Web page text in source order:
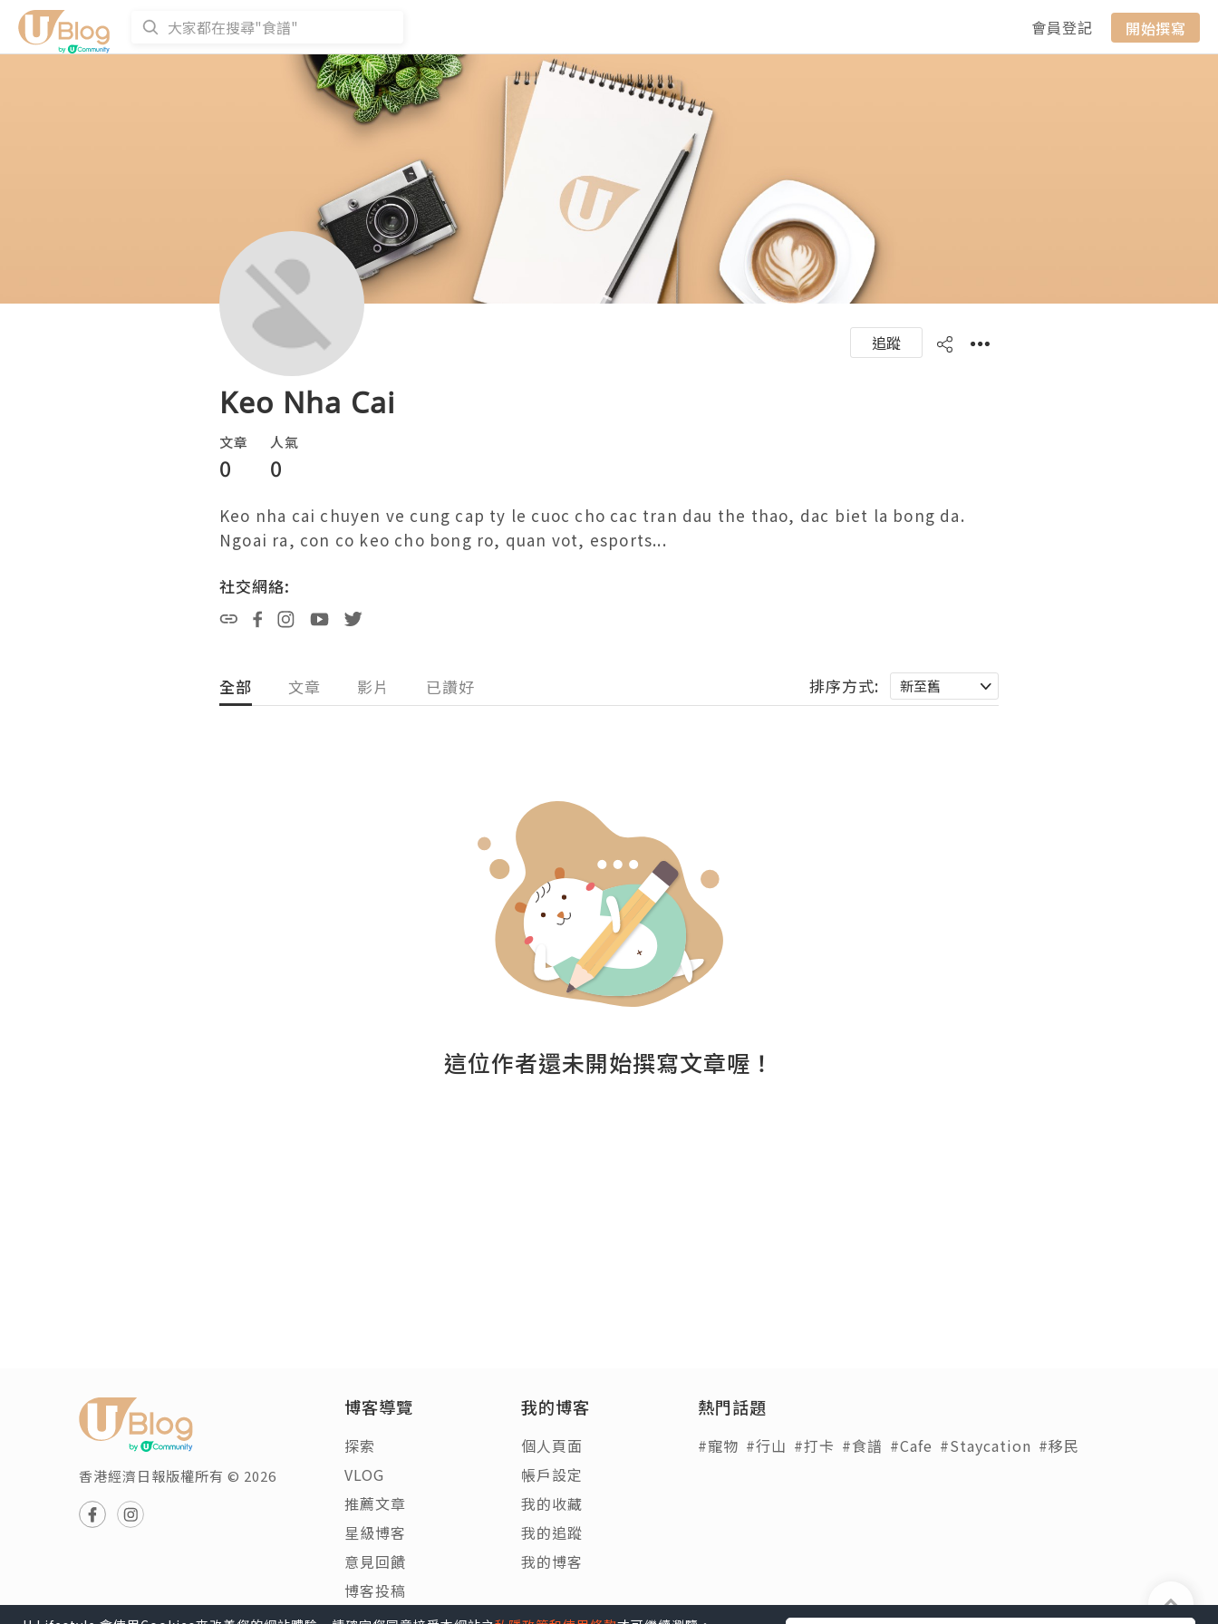
會員登記 開始撰寫
追蹤
Keo Nha Cai
文章
0
人氣
0
Keo nha cai chuyen ve cung cap ty le cuoc cho cac tran dau the thao, dac biet la bong da.
Ngoai ra, con co keo cho bong ro, quan vot, esports...
社交網絡:
全部 文章 影片 已讚好 排序方式:
這位作者還未開始撰寫文章喔！
香港經濟日報版權所有 © 2026
博客導覽
探索
VLOG
推薦文章
星級博客
意見回饋
博客投稿
我的博客
個人頁面
帳戶設定
我的收藏
我的追蹤
我的博客
熱門話題
#寵物 #行山 #打卡 #食譜 #Cafe #Staycation #移民